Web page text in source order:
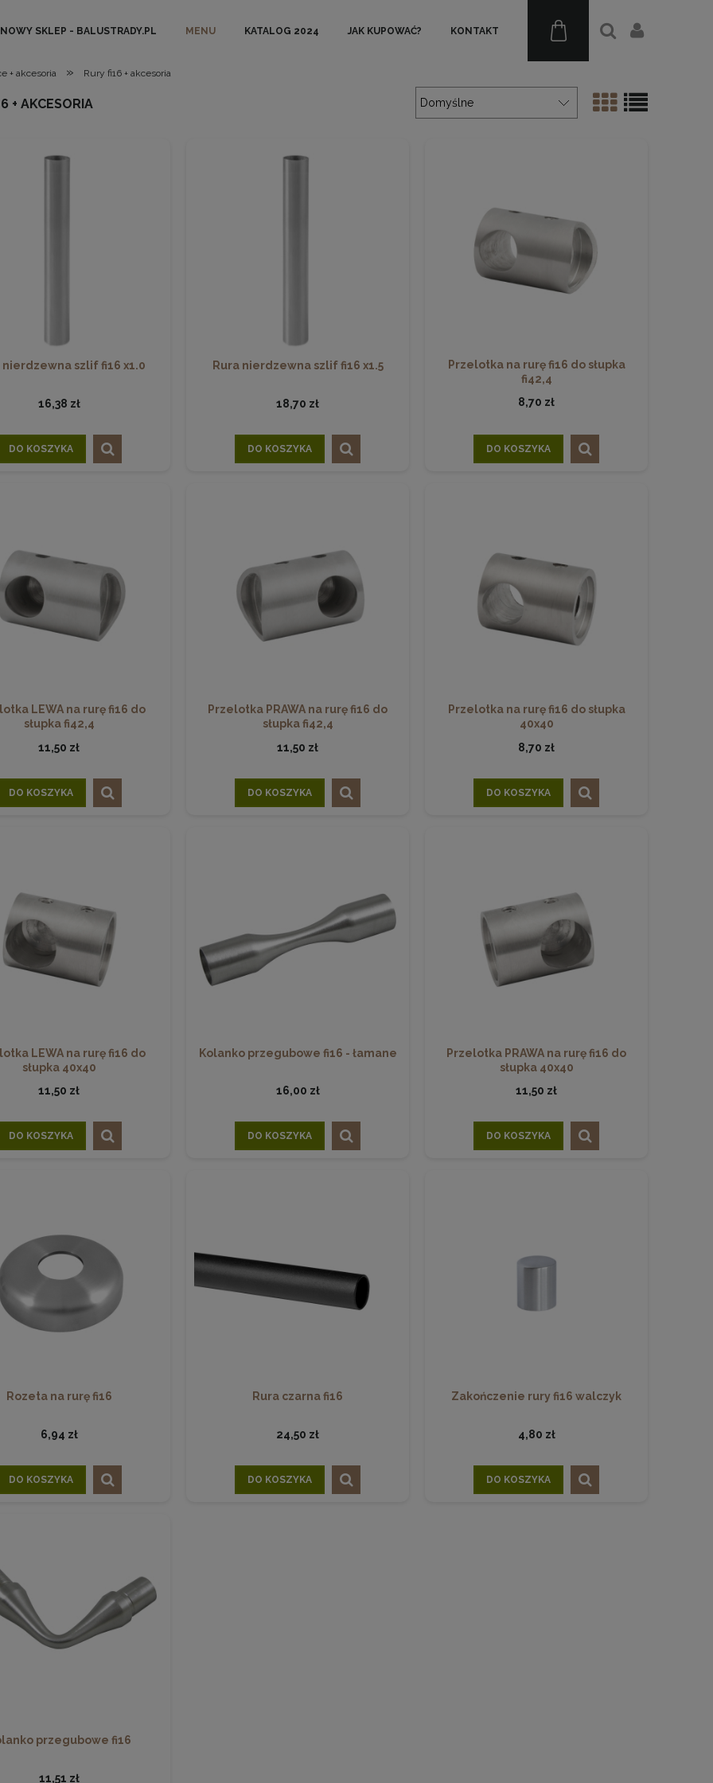
NOWY SKLEP - BALUSTRADY.PL MENU KATALOG 2024 JAK KUPOWAĆ? KONTAKT
+ akcesoria » Rury fi16 + akcesoria
+ AKCESORIA
nierdzewna szlif fi16 x1.0
16,38 zł
DO KOSZYKA
Rura nierdzewna szlif fi16 x1.5
18,70 zł
DO KOSZYKA
Przelotka na rurę fi16 do słupka
fi42,4
8,70 zł
DO KOSZYKA
LEWA na rurę fi16 do
słupka fi42,4
11,50 zł
DO KOSZYKA
Przelotka PRAWA na rurę fi16 do
słupka fi42,4
11,50 zł
DO KOSZYKA
Przelotka na rurę fi16 do słupka
40x40
8,70 zł
DO KOSZYKA
LEWA na rurę fi16 do
słupka 40x40
11,50 zł
DO KOSZYKA
Kolanko przegubowe fi16 - łamane
16,00 zł
DO KOSZYKA
Przelotka PRAWA na rurę fi16 do
słupka 40x40
11,50 zł
DO KOSZYKA
Rozeta na rurę fi16
6,94 zł
DO KOSZYKA
Rura czarna fi16
24,50 zł
DO KOSZYKA
Zakończenie rury fi16 walczyk
4,80 zł
DO KOSZYKA
przegubowe fi16
11,51 zł